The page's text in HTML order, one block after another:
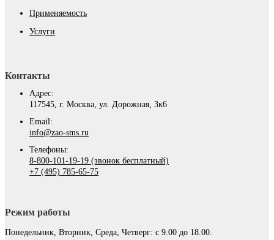
Применяемость
Услуги
Контакты
Адрес:
117545, г. Москва, ул. Дорожная, 3к6
Email:
info@zao-sms.ru
Телефоны:
8-800-101-19-19 (звонок бесплатный)
+7 (495) 785-65-75
Режим работы
Понедельник, Вторник, Среда, Четверг: с 9.00 до 18.00.